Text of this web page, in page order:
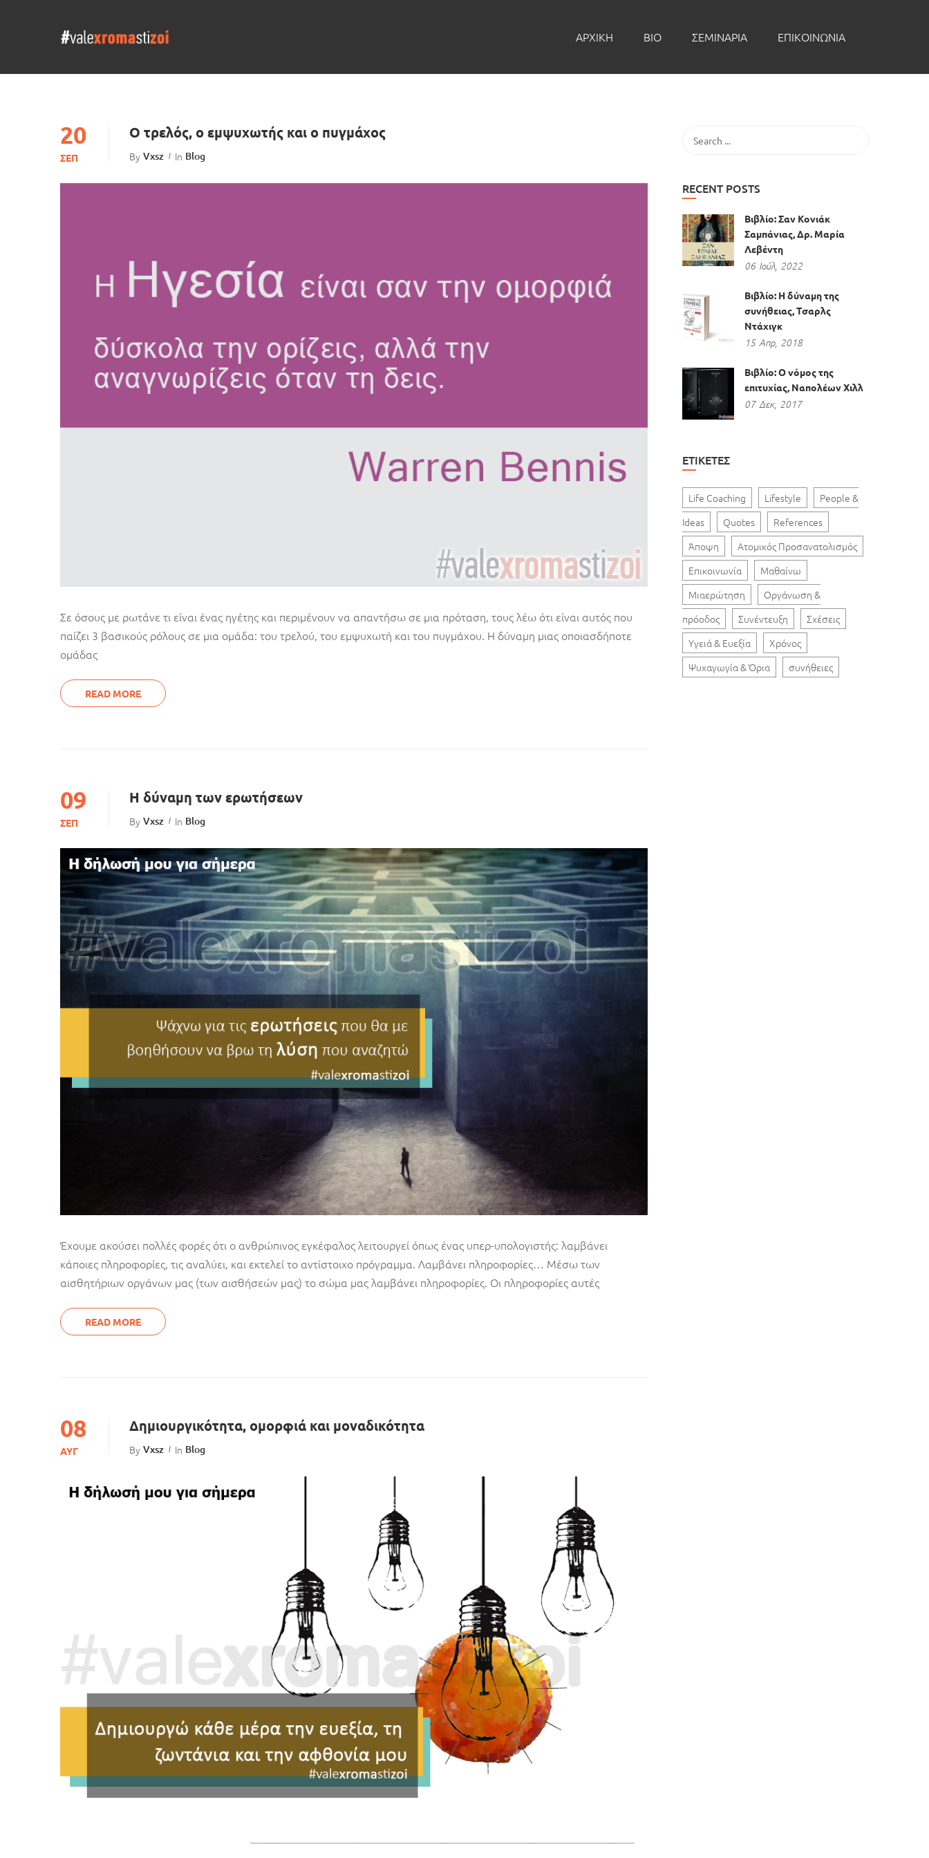
ΑΡΧΙΚΗ BIO ΣΕΜΙΝΑΡΙΑ ΕΠΙΚΟΙΝΩΝΙΑ
20
ΣΕΠ
Ο τρελός, ο εμψυχωτής και ο πυγμάχος
By Vxsz In Blog
Σε όσους με ρωτάνε τι είναι ένας ηγέτης και περιμένουν να απαντήσω σε μια πρόταση, τους λέω ότι είναι αυτός που
παίζει 3 βασικούς ρόλους σε μια ομάδα: του τρελού, του εμψυχωτή και του πυγμάχου. Η δύναμη μιας οποιασδήποτε
ομάδας
READ MORE
09
ΣΕΠ
Η δύναμη των ερωτήσεων
By Vxsz In Blog
Έχουμε ακούσει πολλές φορές ότι ο ανθρώπινος εγκέφαλος λειτουργεί όπως ένας υπερ-υπολογιστής: λαμβάνει
κάποιες πληροφορίες, τις αναλύει, και εκτελεί το αντίστοιχο πρόγραμμα. Λαμβάνει πληροφορίες… Μέσω των
αισθητήριων οργάνων μας (των αισθήσεών μας) το σώμα μας λαμβάνει πληροφορίες. Οι πληροφορίες αυτές
READ MORE
08
ΑΥΓ
Δημιουργικότητα, ομορφιά και μοναδικότητα
By Vxsz In Blog
RECENT POSTS
Βιβλίο: Σαν Κονιάκ
Σαμπάνιας, Δρ. Μαρία
Λεβέντη
06 Ιούλ, 2022
Βιβλίο: Η δύναμη της
συνήθειας, Τσαρλς
Ντάχιγκ
15 Απρ, 2018
Βιβλίο: Ο νόμος της
επιτυχίας, Ναπολέων Χιλλ
07 Δεκ, 2017
ΕΤΙΚΈΤΕΣ
Life Coaching Lifestyle
People &
Ideas
Quotes
References
Άποψη
Ατομικός Προσανατολισμός
Επικοινωνία
Μαθαίνω
Μιαερώτηση
Οργάνωση &
πρόοδος
Συνέντευξη
Σχέσεις
Υγειά & Ευεξία
Χρόνος
Ψυχαγωγία & Όρια
συνήθειες